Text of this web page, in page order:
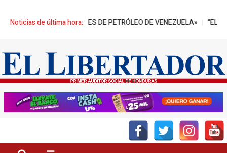
Noticias de última hora:
DE BARRILES DE PETRÓLEO DE VENEZUELA» “EL SECTOR